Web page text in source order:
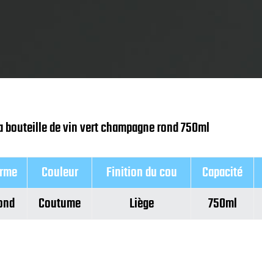
de vin vert champagne rond 750ml
Couleur Finition du cou Capacité
Coutume Liège 750ml